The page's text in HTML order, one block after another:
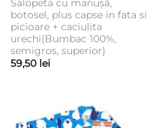
Salopeta cu manușă,
botosel, plus capse in fata si
picioare + caciulita
urechi(Bumbac 100%,
semigros, superior)
59,50 lei